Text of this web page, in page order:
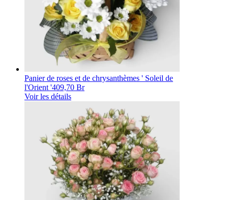
Panier de roses et de chrysanthèmes ' Soleil de
l'Orient '409,70 Br
Voir les détails